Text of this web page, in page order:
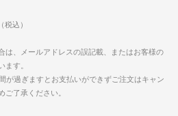
税込）
は、メールアドレスの誤記載、またはお客様の
ます。
が過ぎますとお支払いができずご注文はキャン
ご了承ください。